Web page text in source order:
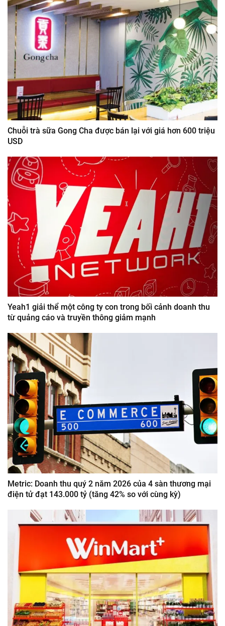
Chuỗi trà sữa Gong Cha được bán lại với giá hơn 600 triệu
USD
Yeah1 giải thể một công ty con trong bối cảnh doanh thu
từ quảng cáo và truyền thông giảm mạnh
Metric: Doanh thu quý 2 năm 2026 của 4 sàn thương mại
điện tử đạt 143.000 tỷ (tăng 42% so với cùng kỳ)